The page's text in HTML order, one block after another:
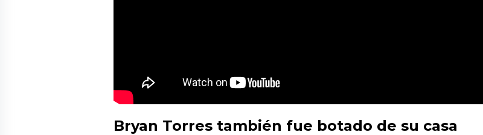
Bryan Torres también fue botado de su casa